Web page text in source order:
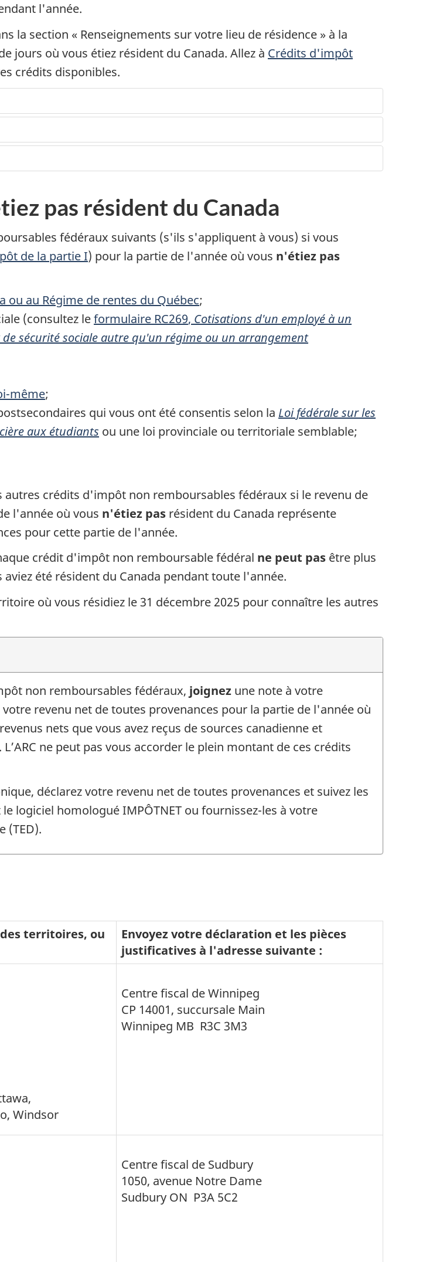
l'année.
la section « Renseignements sur votre lieu de résidence » à la
jours où vous étiez résident du Canada. Allez à Crédits d'impôt
crédits disponibles.
pas résident du Canada
fédéraux suivants (s'ils s'appliquent à vous) si vous
de la partieI) pour la partie de l'année où vous n'étiez pas
ou au Régime de rentes du Québec;
(consultez leformulaire RC269, Cotisations d'un employé à un
sécurité sociale autre qu'un régime ou un arrangement
même;
qui vous ont été consentis selon la Loi fédéralesur les
aux étudiants ou une loi provinciale ou territoriale semblable;
autres crédits d'impôt non remboursables fédéraux si le revenu de
l'année où vous n'étiez pas résident du Canada représente
pour cette partie de l'année.
crédit d'impôt non remboursable fédéral ne peut pas être plus
été résident du Canada pendant toute l'année.
où vous résidiez le31 décembre 2025 pour connaître les autres
non remboursables fédéraux, joignez une note à votre
revenu net de toutes provenances pour la partie de l'année où
nets que vous avez reçus de sources canadienne et
ne peut pas vous accorder le plein montant de ces crédits
déclarez votre revenu net de toutes provenances et suivez les
logiciel homologué IMPÔTNET ou fournissez-les à votre
(TED).
territoires, ou
Envoyez votre déclaration et les pièces
justificatives à l'adresse suivante :
Windsor
Centre fiscal de Winnipeg
CP 14001, succursale Main
Winnipeg MB R3C 3M3
Centre fiscal de Sudbury
1050, avenue Notre Dame
Sudbury ON P3A 5C2